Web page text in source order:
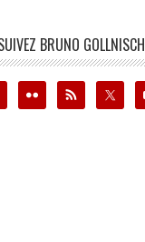
BRUNO GOLLNISCH